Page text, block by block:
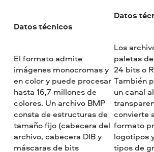
Datos técnicos
El formato admite
imágenes monocromas y
en color y puede procesar
hasta 16,7 millones de
colores. Un archivo BMP
consta de estructuras de
tamaño fijo (cabecera del
archivo, cabecera DIB y
máscaras de bits
Datos
Los
paletas
24 bits o
También
un canal
convierte
formato
logotipos
tipos de